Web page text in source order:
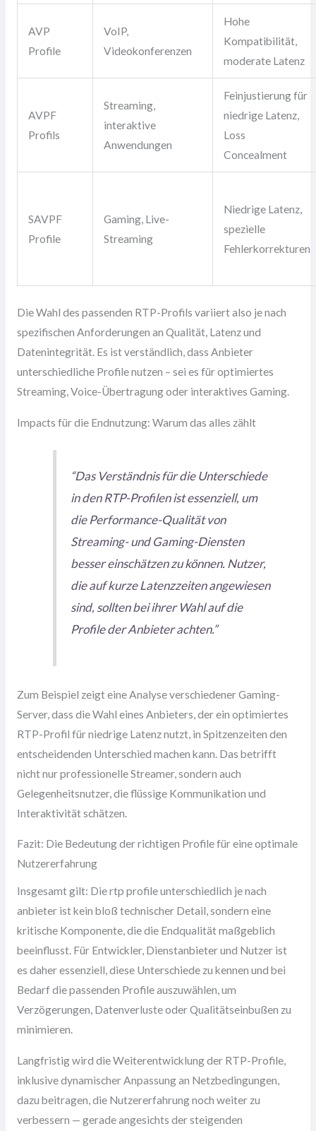
AVP
Profile
VoIP,
Videokonferenzen
Hohe
Kompatibilität,
moderate Latenz
AVPF
Profils
Streaming,
interaktive
Anwendungen
Feinjustierung für
niedrige Latenz,
Loss
Concealment
SAVPF
Profile
Gaming, Live-
Streaming
Niedrige Latenz,
spezielle
Fehlerkorrekturen
Die Wahl des passenden RTP-Profils variiert also je nach
spezifischen Anforderungen an Qualität, Latenz und
Datenintegrität. Es ist verständlich, dass Anbieter
unterschiedliche Profile nutzen – sei es für optimiertes
Streaming, Voice-Übertragung oder interaktives Gaming.
Impacts für die Endnutzung: Warum das alles zählt
“Das Verständnis für die Unterschiede
in den RTP-Profilen ist essenziell, um
die Performance-Qualität von
Streaming- und Gaming-Diensten
besser einschätzen zu können. Nutzer,
die auf kurze Latenzzeiten angewiesen
sind, sollten bei ihrer Wahl auf die
Profile der Anbieter achten.”
Zum Beispiel zeigt eine Analyse verschiedener Gaming-
Server, dass die Wahl eines Anbieters, der ein optimiertes
RTP-Profil für niedrige Latenz nutzt, in Spitzenzeiten den
entscheidenden Unterschied machen kann. Das betrifft
nicht nur professionelle Streamer, sondern auch
Gelegenheitsnutzer, die flüssige Kommunikation und
Interaktivität schätzen.
Fazit: Die Bedeutung der richtigen Profile für eine optimale
Nutzererfahrung
Insgesamt gilt: Die rtp profile unterschiedlich je nach
anbieter ist kein bloß technischer Detail, sondern eine
kritische Komponente, die die Endqualität maßgeblich
beeinflusst. Für Entwickler, Dienstanbieter und Nutzer ist
es daher essenziell, diese Unterschiede zu kennen und bei
Bedarf die passenden Profile auszuwählen, um
Verzögerungen, Datenverluste oder Qualitätseinbußen zu
minimieren.
Langfristig wird die Weiterentwicklung der RTP-Profile,
inklusive dynamischer Anpassung an Netzbedingungen,
dazu beitragen, die Nutzererfahrung noch weiter zu
verbessern — gerade angesichts der steigenden